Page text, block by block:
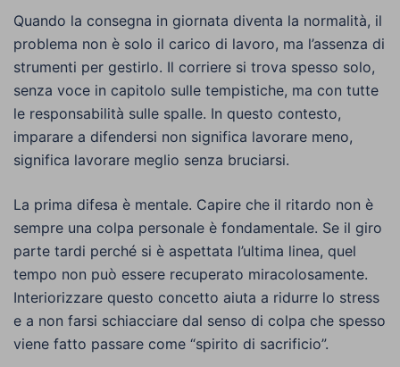
Quando la consegna in giornata diventa la normalità, il
problema non è solo il carico di lavoro, ma l’assenza di
strumenti per gestirlo. Il corriere si trova spesso solo,
senza voce in capitolo sulle tempistiche, ma con tutte
le responsabilità sulle spalle. In questo contesto,
imparare a difendersi non significa lavorare meno,
significa lavorare meglio senza bruciarsi.
La prima difesa è mentale. Capire che il ritardo non è
sempre una colpa personale è fondamentale. Se il giro
parte tardi perché si è aspettata l’ultima linea, quel
tempo non può essere recuperato miracolosamente.
Interiorizzare questo concetto aiuta a ridurre lo stress
e a non farsi schiacciare dal senso di colpa che spesso
viene fatto passare come “spirito di sacrificio”.